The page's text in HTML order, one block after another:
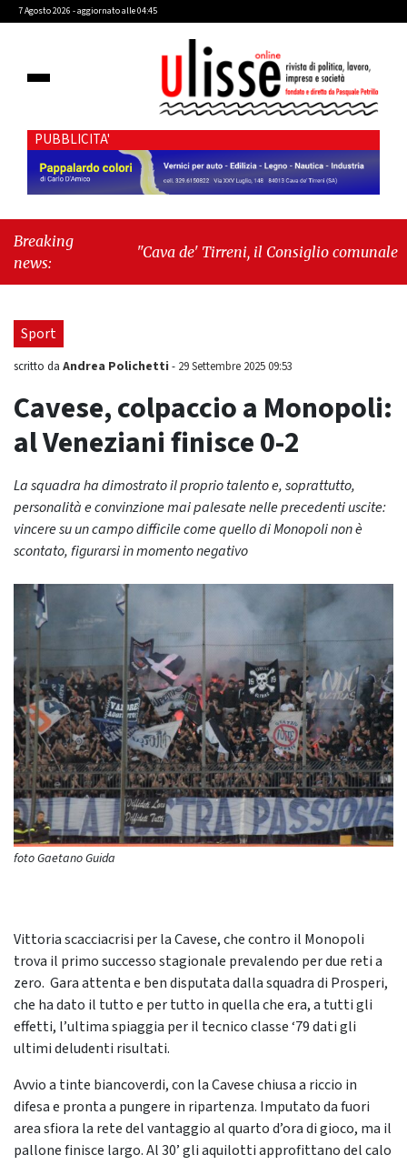
7 Agosto 2026 - aggiornato alle 04:45
PUBBLICITA'
Breaking
news:
"Cava de' Tirreni, il Consiglio comunale
Sport
scritto da Andrea Polichetti - 29 Settembre 2025 09:53
Cavese, colpaccio a Monopoli:
al Veneziani finisce 0-2
La squadra ha dimostrato il proprio talento e, soprattutto,
personalità e convinzione mai palesate nelle precedenti uscite:
vincere su un campo difficile come quello di Monopoli non è
scontato, figurarsi in momento negativo
foto Gaetano Guida
Vittoria scacciacrisi per la Cavese, che contro il Monopoli
trova il primo successo stagionale prevalendo per due reti a
zero. Gara attenta e ben disputata dalla squadra di Prosperi,
che ha dato il tutto e per tutto in quella che era, a tutti gli
effetti, l’ultima spiaggia per il tecnico classe ‘79 dati gli
ultimi deludenti risultati.
Avvio a tinte biancoverdi, con la Cavese chiusa a riccio in
difesa e pronta a pungere in ripartenza. Imputato da fuori
area sfiora la rete del vantaggio al quarto d’ora di gioco, ma il
pallone finisce largo. Al 30’ gli aquilotti approfittano del calo